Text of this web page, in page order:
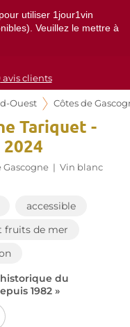
utiliser 1jour1vin
Veuillez le mettre à
avis clients
Ouest Côtes de
Tariquet -
2024
Gascogne | Vin blanc
accessible
fruits de mer
du
1982 »